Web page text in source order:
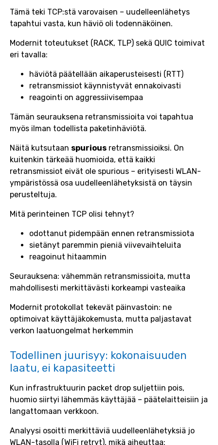
Tämä teki TCP:stä varovaisen – uudelleenlähetys
tapahtui vasta, kun häviö oli todennäköinen.
Modernit toteutukset (RACK, TLP) sekä QUIC toimivat
eri tavalla:
häviötä päätellään aikaperusteisesti (RTT)
retransmissiot käynnistyvät ennakoivasti
reagointi on aggressiivisempaa
Tämän seurauksena retransmissioita voi tapahtua
myös ilman todellista paketinhäviötä.
Näitä kutsutaan spurious retransmissioiksi. On
kuitenkin tärkeää huomioida, että kaikki
retransmissiot eivät ole spurious – erityisesti WLAN-
ympäristössä osa uudelleenlähetyksistä on täysin
perusteltuja.
Mitä perinteinen TCP olisi tehnyt?
odottanut pidempään ennen retransmissiota
sietänyt paremmin pieniä viivevaihteluita
reagoinut hitaammin
Seurauksena: vähemmän retransmissioita, mutta
mahdollisesti merkittävästi korkeampi vasteaika
Modernit protokollat tekevät päinvastoin: ne
optimoivat käyttäjäkokemusta, mutta paljastavat
verkon laatuongelmat herkemmin
Todellinen juurisyy: kokonaisuuden
laatu, ei kapasiteetti
Kun infrastruktuurin packet drop suljettiin pois,
huomio siirtyi lähemmäs käyttäjää – päätelaitteisiin ja
langattomaan verkkoon.
Analyysi osoitti merkittäviä uudelleenlähetyksiä jo
WLAN-tasolla (WiFi retryt), mikä aiheuttaa: